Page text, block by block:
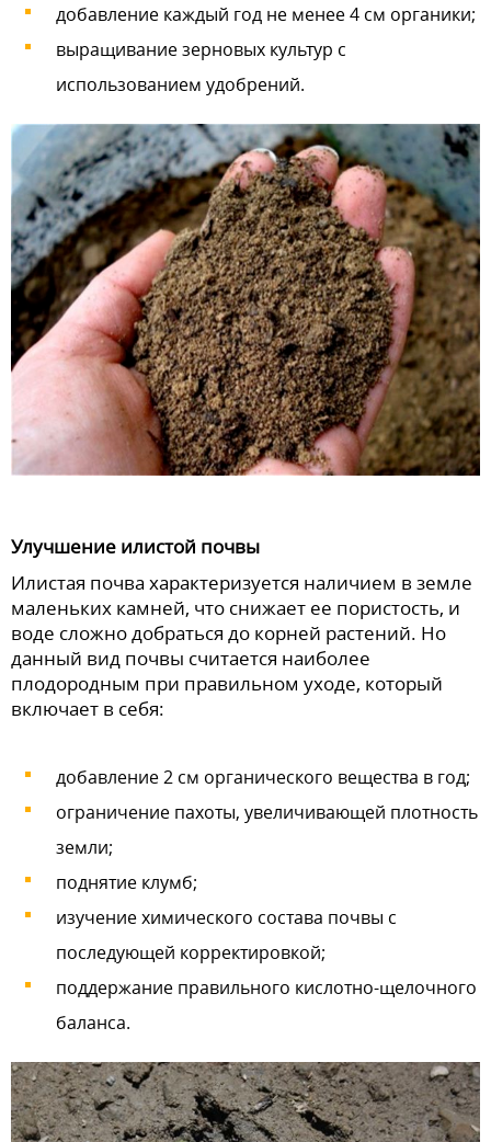
добавление каждый год не менее 4 см органики;
выращивание зерновых культур с
использованием удобрений.
Улучшение илистой почвы
Илистая почва характеризуется наличием в земле
маленьких камней, что снижает ее пористость, и
воде сложно добраться до корней растений. Но
данный вид почвы считается наиболее
плодородным при правильном уходе, который
включает в себя:
добавление 2 см органического вещества в год;
ограничение пахоты, увеличивающей плотность
земли;
поднятие клумб;
изучение химического состава почвы с
последующей корректировкой;
поддержание правильного кислотно-щелочного
баланса.